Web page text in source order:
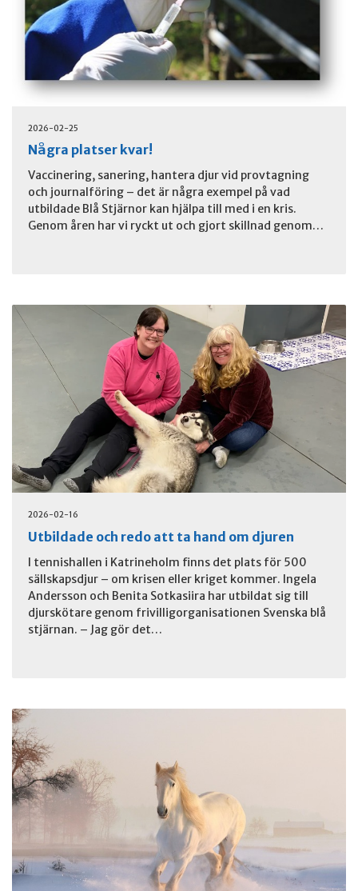
2026-02-25
Några platser kvar!
Vaccinering, sanering, hantera djur vid provtagning
och journalföring – det är några exempel på vad
utbildade Blå Stjärnor kan hjälpa till med i en kris.
Genom åren har vi ryckt ut och gjort skillnad genom…
2026-02-16
Utbildade och redo att ta hand om djuren
I tennishallen i Katrineholm finns det plats för 500
sällskapsdjur – om krisen eller kriget kommer. Ingela
Andersson och Benita Sotkasiira har utbildat sig till
djurskötare genom frivilligorganisationen Svenska blå
stjärnan. – Jag gör det…